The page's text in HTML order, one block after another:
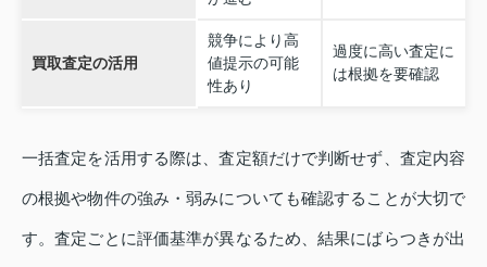
買取査定の活用
競争により高
値提示の可能
性あり
過度に高い査定に
は根拠を要確認
一括査定を活用する際は、査定額だけで判断せず、査定内容
の根拠や物件の強み・弱みについても確認することが大切で
す。査定ごとに評価基準が異なるため、結果にばらつきが出